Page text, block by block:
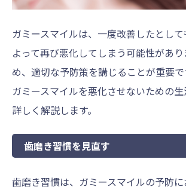
ガミースマイルは、一度改善したとし
よって再び悪化してしまう可能性があ
め、適切な予防策を講じることが重要で
ガミースマイルを悪化させないための
詳しく解説します。
歯磨き習慣を見直す
歯磨き習慣は、ガミースマイルの予防